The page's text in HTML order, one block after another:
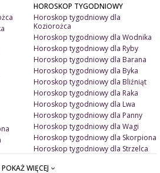
HOROSKOP TYGODNIOWY
Horoskop tygodniowy dla
Koziorożca
Horoskop tygodniowy dla Wodnika
Horoskop tygodniowy dla Ryby
Horoskop tygodniowy dla Barana
Horoskop tygodniowy dla Byka
Horoskop tygodniowy dla Bliźniąt
Horoskop tygodniowy dla Raka
Horoskop tygodniowy dla Lwa
Horoskop tygodniowy dla Panny
Horoskop tygodniowy dla Wagi
Horoskop tygodniowy dla Skorpiona
Horoskop tygodniowy dla Strzelca
ZNAK ZODIAKU A
POKAŻ WIĘCEJ